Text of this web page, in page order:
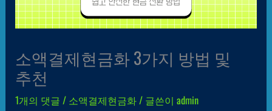
소액결제현금화 3가지 방법 및
추천
1개의 댓글 / 소액결제현금화/ 글쓴이admin